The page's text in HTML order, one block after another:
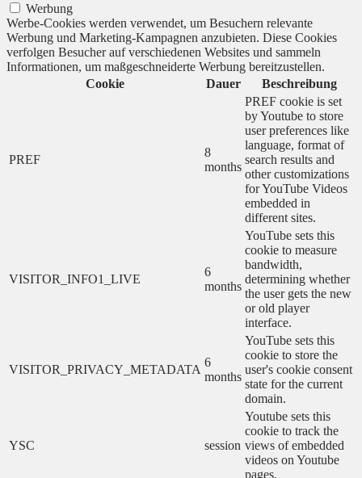
Werbung
Werbe-Cookies werden verwendet, um Besuchern relevante
Werbung und Marketing-Kampagnen anzubieten. Diese Cookies
verfolgen Besucher auf verschiedenen Websites und sammeln
Informationen, um maßgeschneiderte Werbung bereitzustellen.
Cookie
Dauer Beschreibung
PREF
8
months
PREF cookie is set
by Youtube to store
user preferences like
language, format of
search results and
other customizations
for YouTube Videos
embedded in
different sites.
VISITOR_INFO1_LIVE
6
months
YouTube sets this
cookie to measure
bandwidth,
determining whether
the user gets the new
or old player
interface.
VISITOR_PRIVACY_METADATA
6
months
YouTube sets this
cookie to store the
user's cookie consent
state for the current
domain.
YSC session
Youtube sets this
cookie to track the
views of embedded
videos on Youtube
pages.